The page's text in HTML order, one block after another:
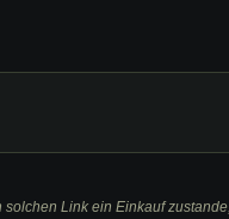
Link ein Einkauf